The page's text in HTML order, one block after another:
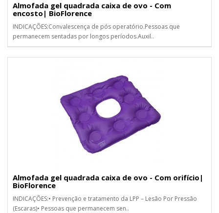
Almofada gel quadrada caixa de ovo - Com
encosto| BioFlorence
INDICAÇÕES:Convalescença de pós operatório.Pessoas que
permanecem sentadas por longos períodos.Auxil..
Almofada gel quadrada caixa de ovo - Com orifício|
BioFlorence
INDICAÇÕES:• Prevenção e tratamento da LPP – Lesão Por Pressão
(Escaras)• Pessoas que permanecem sen..